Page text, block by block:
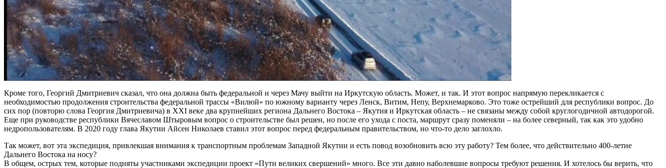
Кроме того, Георгий Дмитриевич сказал, что она должна быть федеральной и через Мачу выйти на Иркутскую область. Может, и так. И этот вопрос напрямую перекликается с
необходимостью продолжения строительства федеральной трассы «Вилюй» по южному варианту через Ленск, Витим, Непу, Верхнемарково. Это тоже острейший для республики вопрос. До
сих пор (повторю слова Георгия Дмитриевича) в XXI веке два крупнейших региона Дальнего Востока – Якутия и Иркутская область – не связаны между собой круглогодичной автодорогой.
Еще при руководстве республики Вячеславом Штыровым вопрос о строительстве был решен, но после его ухода с поста, маршрут сразу поменяли – на более северный, так как это удобно
недропользователям. В 2020 году глава Якутии Айсен Николаев ставил этот вопрос перед федеральным правительством, но что-то дело заглохло.
Так может, вот эта экспедиция, привлекшая внимания к транспортным проблемам Западной Якутии и есть повод возобновить всю эту работу? Тем более, что действительно 400-летие
Дальнего Востока на носу?
В общем, острых тем, которые подняты участниками экспедиции проект «Пути великих свершений» много. Все эти давно наболевшие вопросы требуют решения. И хотелось бы верить, что